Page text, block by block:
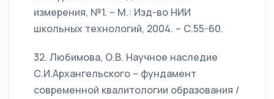
измерения, №1. – М.: Изд-во НИИ
школьных технологий, 2004. – С.55-60.
32. Любимова, О.В. Научное наследие
С.И.Архангельского – фундамент
современной квалитологии образования /